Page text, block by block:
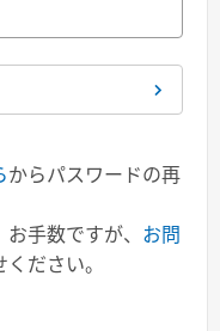
からパスワードの再
手数ですが、 お問
ださい。